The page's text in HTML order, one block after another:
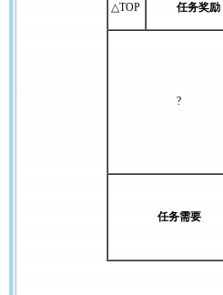
△TOP 任务奖励
?
任务需要